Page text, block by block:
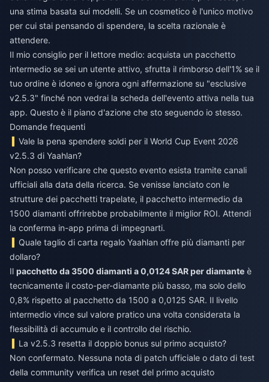
una stima basata sui modelli. Se un cosmetico è l'unico motivo
per cui stai pensando di spendere, la scelta razionale è
attendere.
Il mio consiglio per il lettore medio: acquista un pacchetto
intermedio se sei un utente attivo, sfrutta il rimborso dell'1% se il
tuo ordine è idoneo e ignora ogni affermazione su "esclusive
v2.5.3" finché non vedrai la scheda dell'evento attiva nella tua
app. Questo è il piano d'azione che sto seguendo io stesso.
Domande frequenti
Vale la pena spendere soldi per il World Cup Event 2026
v2.5.3 di Yaahlan?
Non posso verificare che questo evento esista tramite canali
ufficiali alla data della ricerca. Se venisse lanciato con le
strutture dei pacchetti trapelate, il pacchetto intermedio da
1500 diamanti offrirebbe probabilmente il miglior ROI. Attendi
la conferma in-app prima di impegnarti.
Quale taglio di carta regalo Yaahlan offre più diamanti per
dollaro?
Il pacchetto da 3500 diamanti a 0,0124 SAR per diamante è
tecnicamente il costo-per-diamante più basso, ma solo dello
0,8% rispetto al pacchetto da 1500 a 0,0125 SAR. Il livello
intermedio vince sul valore pratico una volta considerata la
flessibilità di accumulo e il controllo del rischio.
La v2.5.3 resetta il doppio bonus sul primo acquisto?
Non confermato. Nessuna nota di patch ufficiale o dato di test
della community verifica un reset del primo acquisto